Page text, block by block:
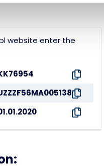
website enter the